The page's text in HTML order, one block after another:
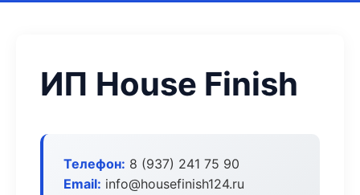
ИП House Finish
Телефон: 8 (937) 241 75 90
Email: info@housefinish124.ru